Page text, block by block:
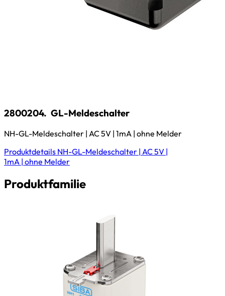
2800204. GL-Meldeschalter
NH-GL-Meldeschalter | AC 5V | 1mA | ohne Melder
Produktdetails NH-GL-Meldeschalter | AC 5V |
1mA | ohne Melder
Produktfamilie